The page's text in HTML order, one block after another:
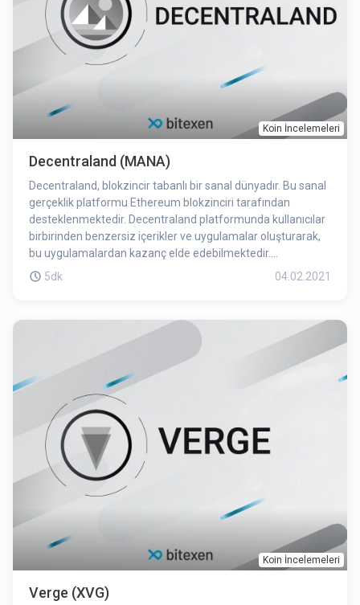
gerçekleştirmektedir. Loopchain, Seul Büyükşehir
Belediyesi’nin standart blokzincir platformu konumundadır.
Koin İncelemeleri
Decentraland (MANA)
Decentraland, blokzincir tabanlı bir sanal dünyadır. Bu sanal
gerçeklik platformu Ethereum blokzinciri tarafından
desteklenmektedir. Decentraland platformunda kullanıcılar
birbirinden benzersiz içerikler ve uygulamalar oluşturarak,
bu uygulamalardan kazanç elde edebilmektedir.
Decentraland içerisinde arazi satın alabileceğiniz gibi bu
kanıtlanmaktadır. Bu arazilerde, arazi sahipleri diledikleri
içerikleri oluşturabilmektedir. Bu içerikler bir sahne, gösteri,
galeri olabileceği gibi oyun alanları da olabilmektedir.
5dk 04.02.2021
Koin İncelemeleri
Verge (XVG)